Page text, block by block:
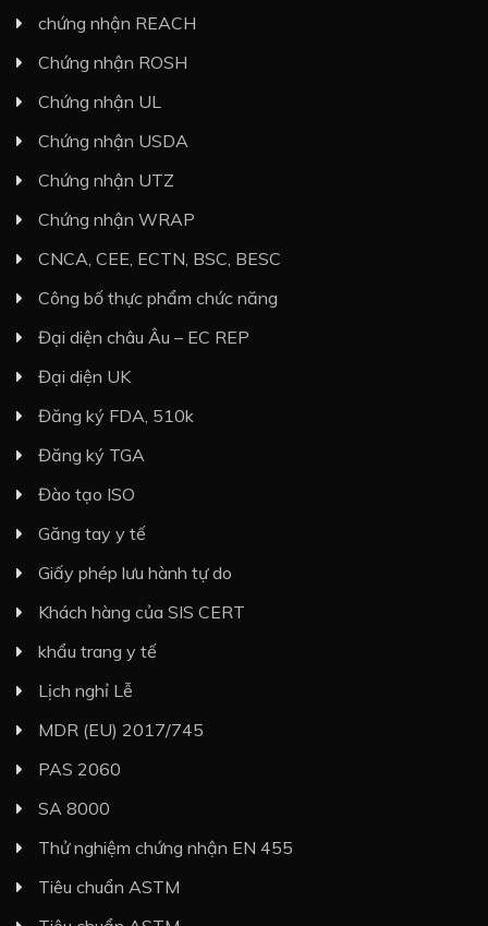
chứng nhận REACH
Chứng nhận ROSH
Chứng nhận UL
Chứng nhận USDA
Chứng nhận UTZ
Chứng nhận WRAP
CNCA, CEE, ECTN, BSC, BESC
Công bố thực phẩm chức năng
Đại diện châu Âu – EC REP
Đại diện UK
Đăng ký FDA, 510k
Đăng ký TGA
Đào tạo ISO
Găng tay y tế
Giấy phép lưu hành tự do
Khách hàng của SIS CERT
khẩu trang y tế
Lịch nghỉ Lễ
MDR (EU) 2017/745
PAS 2060
SA 8000
Thử nghiệm chứng nhận EN 455
Tiêu chuẩn ASTM